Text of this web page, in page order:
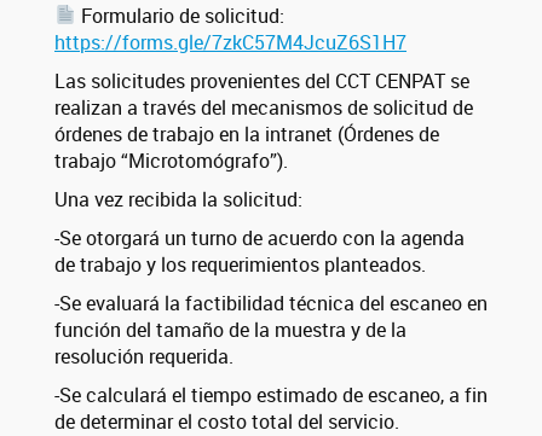
Formulario de solicitud:
https://forms.gle/7zkC57M4JcuZ6S1H7
Las solicitudes provenientes del CCT CENPAT se
realizan a través del mecanismos de solicitud de
órdenes de trabajo en la intranet (Órdenes de
trabajo “Microtomógrafo”).
Una vez recibida la solicitud:
-Se otorgará un turno de acuerdo con la agenda
de trabajo y los requerimientos planteados.
-Se evaluará la factibilidad técnica del escaneo en
función del tamaño de la muestra y de la
resolución requerida.
-Se calculará el tiempo estimado de escaneo, a fin
de determinar el costo total del servicio.